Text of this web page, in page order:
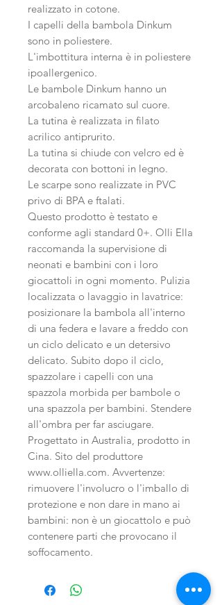
realizzato in cotone.
I capelli della bambola Dinkum
sono in poliestere.
L'imbottitura interna è in poliestere
ipoallergenico.
Le bambole Dinkum hanno un
arcobaleno ricamato sul cuore.
La tutina è realizzata in filato
acrilico antiprurito.
La tutina si chiude con velcro ed è
decorata con bottoni in legno.
Le scarpe sono realizzate in PVC
privo di BPA e ftalati.
Questo prodotto è testato e
conforme agli standard 0+. Olli Ella
raccomanda la supervisione di
neonati e bambini con i loro
giocattoli in ogni momento. Pulizia
localizzata o lavaggio in lavatrice:
posizionare la bambola all'interno
di una federa e lavare a freddo con
un ciclo delicato e un detersivo
delicato. Subito dopo il ciclo,
spazzolare i capelli con una
spazzola morbida per bambole o
una spazzola per bambini. Stendere
all'ombra per far asciugare.
Progettato in Australia, prodotto in
Cina. Sito del produttore
www.olliella.com. Avvertenze:
rimuovere l'involucro o l'imballo di
protezione e non dare in mano ai
bambini: non è un giocattolo e può
contenere parti che provocano il
soffocamento.